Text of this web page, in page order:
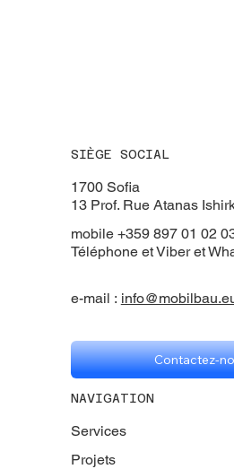
SIÈGE SOCIAL
​1700 Sofia
13 Prof. Rue Atanas
mobile +359 897 01 02
Téléphone et Viber et
e-mail :
Contactez-
NAVIGATION
Services
Projets